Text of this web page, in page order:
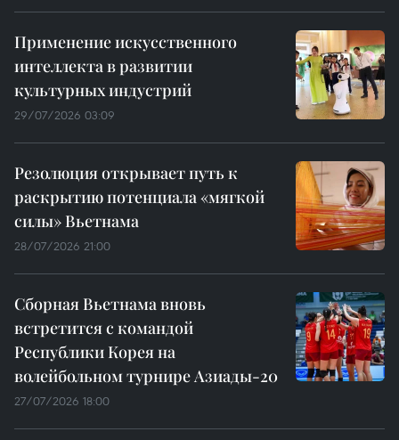
Применение искусственного
интеллекта в развитии
культурных индустрий
29/07/2026 03:09
Резолюция открывает путь к
раскрытию потенциала «мягкой
силы» Вьетнама
28/07/2026 21:00
Сборная Вьетнама вновь
встретится с командой
Республики Корея на
волейбольном турнире Азиады-20
27/07/2026 18:00